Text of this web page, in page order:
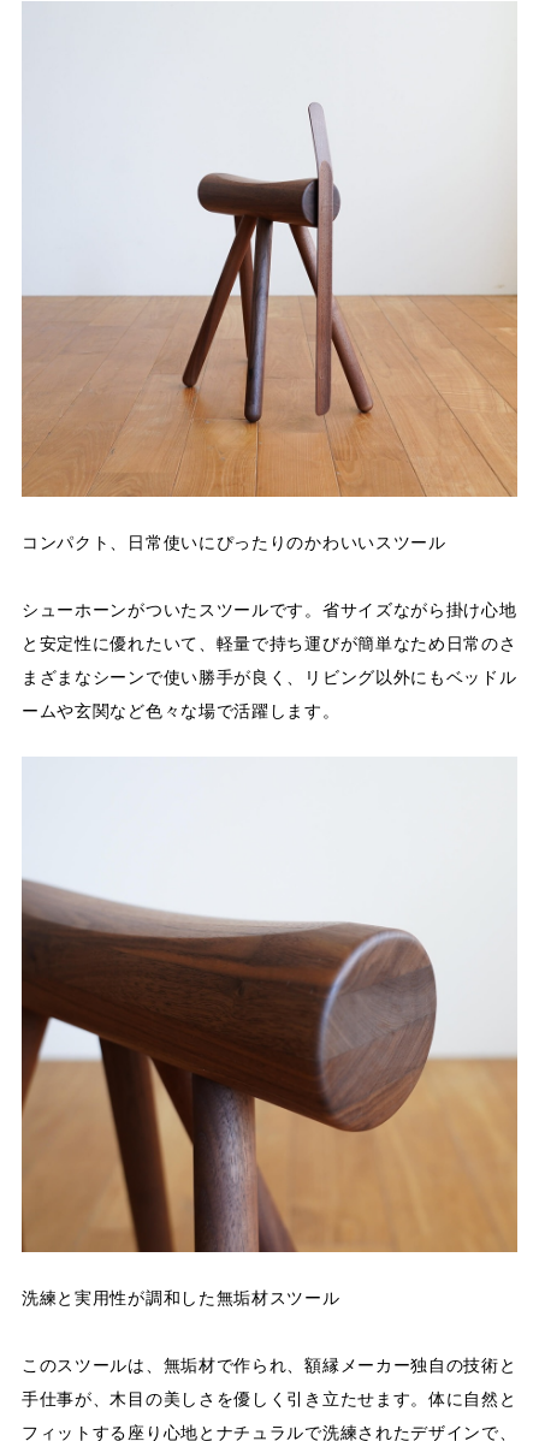
コンパクト、日常使いにぴったりのかわいいスツール
シューホーンがついたスツールです。省サイズながら掛け心地
と安定性に優れたいて、軽量で持ち運びが簡単なため日常のさ
まざまなシーンで使い勝手が良く、リビング以外にもベッドル
ームや玄関など色々な場で活躍します。
洗練と実用性が調和した無垢材スツール
このスツールは、無垢材で作られ、額縁メーカー独自の技術と
手仕事が、木目の美しさを優しく引き立たせます。体に自然と
フィットする座り心地とナチュラルで洗練されたデザインで、